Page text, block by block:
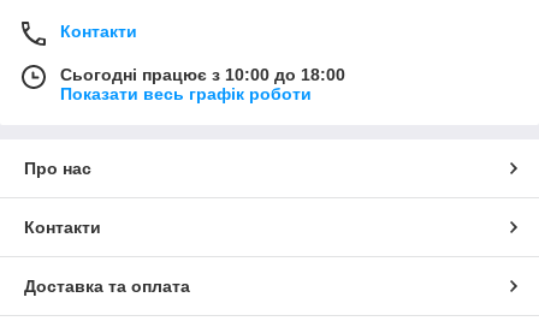
Контакти
Сьогодні працює з 10:00 до 18:00
Показати весь графік роботи
Про нас
Контакти
Доставка та оплата